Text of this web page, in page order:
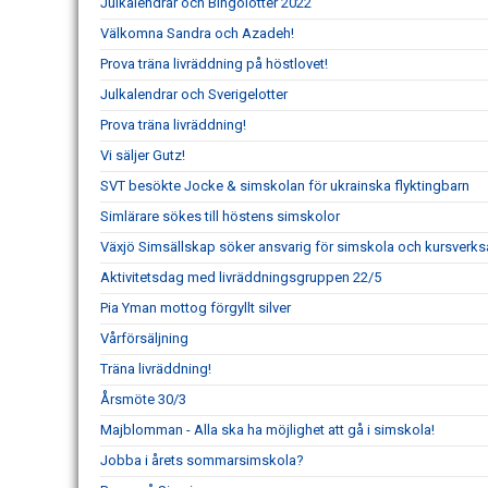
Välkomna Sandra och Azadeh!
Prova träna livräddning på höstlovet!
Julkalendrar och Sverigelotter
Prova träna livräddning!
Vi säljer Gutz!
SVT besökte Jocke & simskolan för ukrainska flyktingbarn
Simlärare sökes till höstens simskolor
Växjö Simsällskap söker ansvarig för simskola och
Aktivitetsdag med livräddningsgruppen 22/5
Pia Yman mottog förgyllt silver
Vårförsäljning
Träna livräddning!
Årsmöte 30/3
Majblomman - Alla ska ha möjlighet att gå i simskola!
Jobba i årets sommarsimskola?